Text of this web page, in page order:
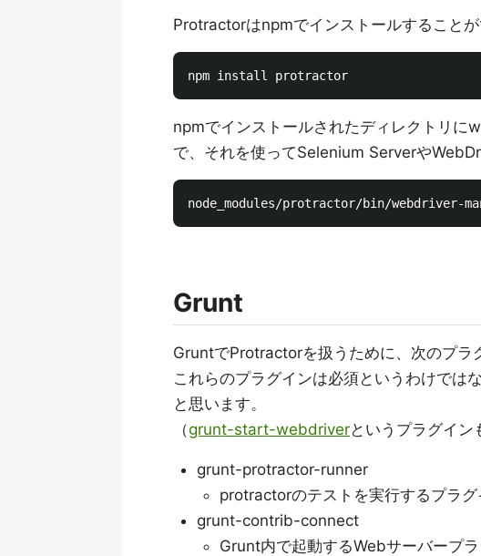
Protractorはnpmでインストールすることが
npmでインストールされたディレクトリ
で、それを使ってSelenium Serverや
Grunt
GruntでProtractorを扱うために、次のプラ
これらのプラグインは必須というわけでは
と思います。
（grunt-start-webdriverというプラグイン
grunt-protractor-runner
protractorのテストを実行するプラグ
grunt-contrib-connect
Grunt内で起動するWebサーバープ